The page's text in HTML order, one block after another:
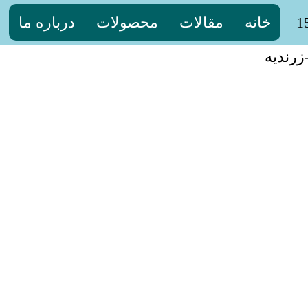
خانه مقالات محصولات درباره ما